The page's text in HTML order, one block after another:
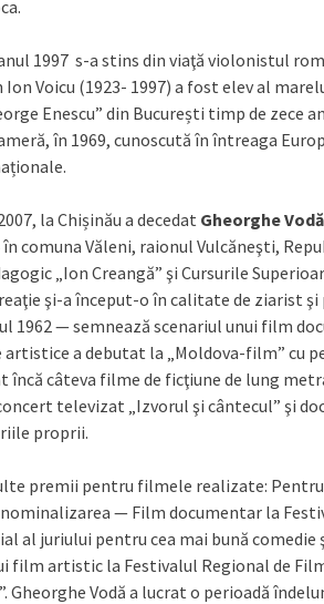
1997 s-a stins din viaţă violonistul
Voicu (1923- 1997) a fost elev al
Enescu” din București timp de zece
în 1969, cunoscută în întreaga
la Chișinău a decedat Gheorghe
comuna Văleni, raionul Vulcăneşti,
„Ion Creangă” şi Cursurile
şi-a început-o în calitate de ziarist
1962 — semnează scenariul unui film
a debutat la „Moldova-film” cu
încă câteva filme de ficţiune de lung
televizat „Izvorul şi cântecul” şi
proprii.
premii pentru filmele realizate:
— Film documentar la
al juriului pentru cea mai bună
film artistic la Festivalul Regional de
Gheorghe Vodă a lucrat o perioadă